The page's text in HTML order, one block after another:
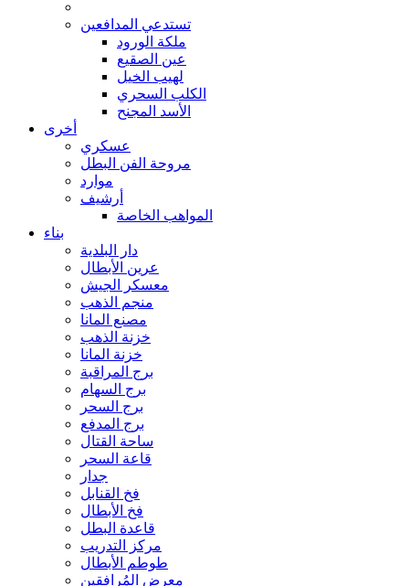
تستدعي المدافعين
ملكة الورود
عين الصقيع
لهيب الخيل
الكلب السحري
الأسد المجنح
أخرى
عسكري
مروحة الفن البطل
موارد
أرشيف
المواهب الخاصة
بناء
دار البلدية
عرين الأبطال
معسكر الجيش
منجم الذهب
مصنع المانا
خزنة الذهب
خزنة المانا
برج المراقبة
برج السهام
برج السحر
برج المدفع
ساحة القتال
قاعة السحر
جدار
فخ القنابل
فخ الأبطال
قاعدة البطل
مركز التدريب
طوطم الأبطال
معرض المُرافقين